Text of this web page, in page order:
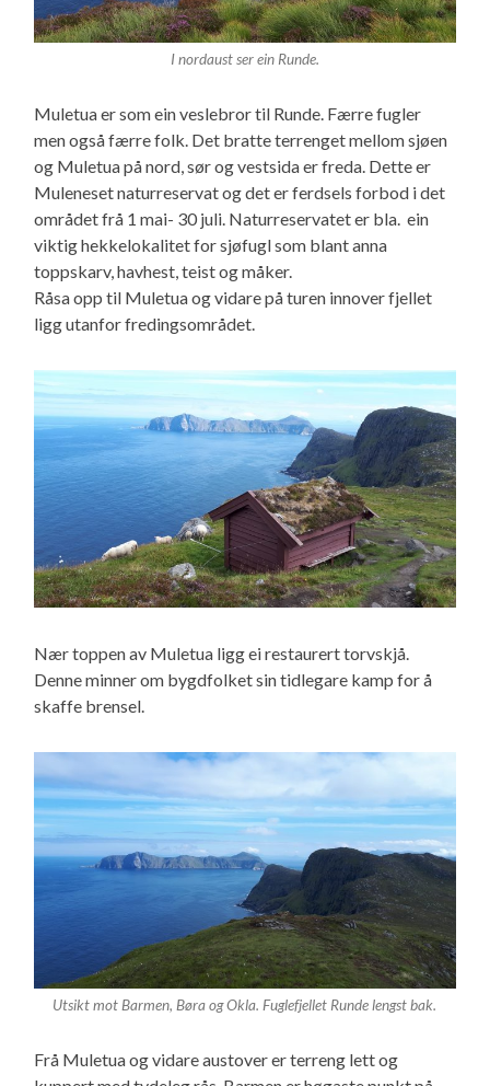
I nordaust ser ein Runde.
Muletua er som ein veslebror til Runde. Færre fugler
men også færre folk. Det bratte terrenget mellom sjøen
og Muletua på nord, sør og vestsida er freda. Dette er
Muleneset naturreservat og det er ferdsels forbod i det
området frå 1 mai- 30 juli. Naturreservatet er bla. ein
viktig hekkelokalitet for sjøfugl som blant anna
toppskarv, havhest, teist og måker.
Råsa opp til Muletua og vidare på turen innover fjellet
ligg utanfor fredingsområdet.
Nær toppen av Muletua ligg ei restaurert torvskjå.
Denne minner om bygdfolket sin tidlegare kamp for å
skaffe brensel.
Utsikt mot Barmen, Børa og Okla. Fuglefjellet Runde lengst bak.
Frå Muletua og vidare austover er terreng lett og